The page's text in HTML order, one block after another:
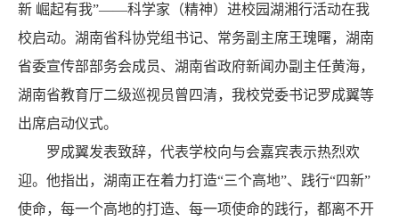
新 崛起有我”——科学家（精神）进校园湖湘行活动在我
校启动。湖南省科协党组书记、常务副主席王瑰曙，湖南
省委宣传部部务会成员、湖南省政府新闻办副主任黄海，
湖南省教育厅二级巡视员曾四清，我校党委书记罗成翼等
出席启动仪式。
罗成翼发表致辞，代表学校向与会嘉宾表示热烈欢
迎。他指出，湖南正在着力打造“三个高地”、践行“四新”
使命，每一个高地的打造、每一项使命的践行，都离不开